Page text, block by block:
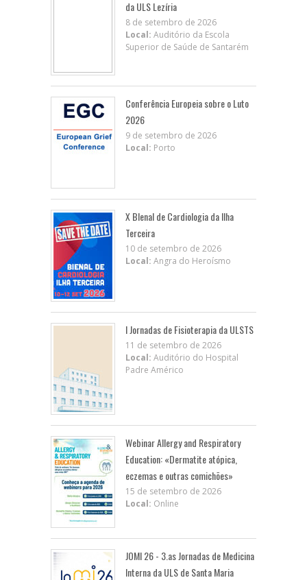
da ULS Lezíria
8 de setembro de 2026
Local: Auditório da Escola
Superior de Saúde de Santarém
Conferência Europeia sobre o Luto
2026
9 de setembro de 2026
Local: Porto
X BIenal de Cardiologia da Ilha
Terceira
10 de setembro de 2026
Local: Angra do Heroísmo
I Jornadas de Fisioterapia da ULSTS
11 de setembro de 2026
Local: Auditório do Hospital
Padre Américo
Webinar Allergy and Respiratory
Education: «Dermatite atópica,
eczemas e outras comichões»
15 de setembro de 2026
Local: Online
JOMI 26 - 3.as Jornadas de Medicina
Interna da ULS de Santa Maria